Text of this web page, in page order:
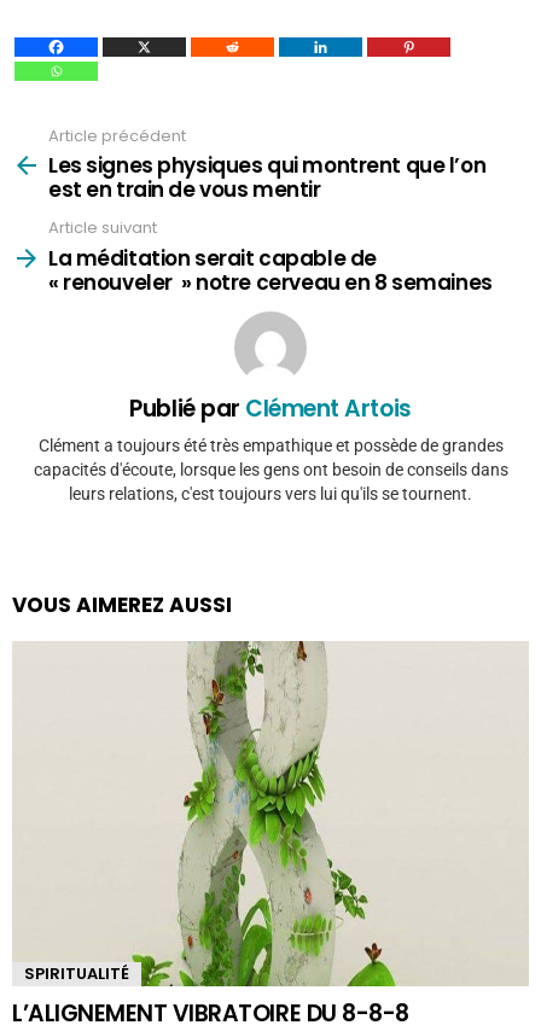
plus
Article précédent
Les signes physiques qui montrent que l’on
est en train de vous mentir
Article suivant
La méditation serait capable de
« renouveler » notre cerveau en 8 semaines
Publié par Clément Artois
Clément a toujours été très empathique et possède de grandes
capacités d'écoute, lorsque les gens ont besoin de conseils dans
leurs relations, c'est toujours vers lui qu'ils se tournent.
VOUS AIMEREZ AUSSI
SPIRITUALITÉ
L’ALIGNEMENT VIBRATOIRE DU 8-8-8